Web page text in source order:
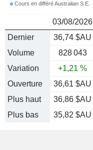
Cours en différé Australian S.E.
03/08/2026
Dernier
36,74 $AU
Volume
828 043
Variation
+1,21 %
Ouverture
36,61 $AU
Plus haut
36,86 $AU
Plus bas
35,82 $AU